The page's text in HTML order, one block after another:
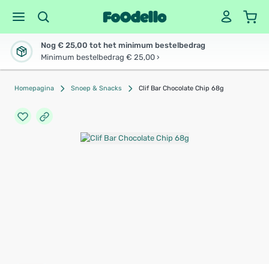
Nog € 25,00 tot het minimum bestelbedrag
Minimum bestelbedrag € 25,00 ›
Homepagina Snoep & Snacks Clif Bar Chocolate Chip 68g